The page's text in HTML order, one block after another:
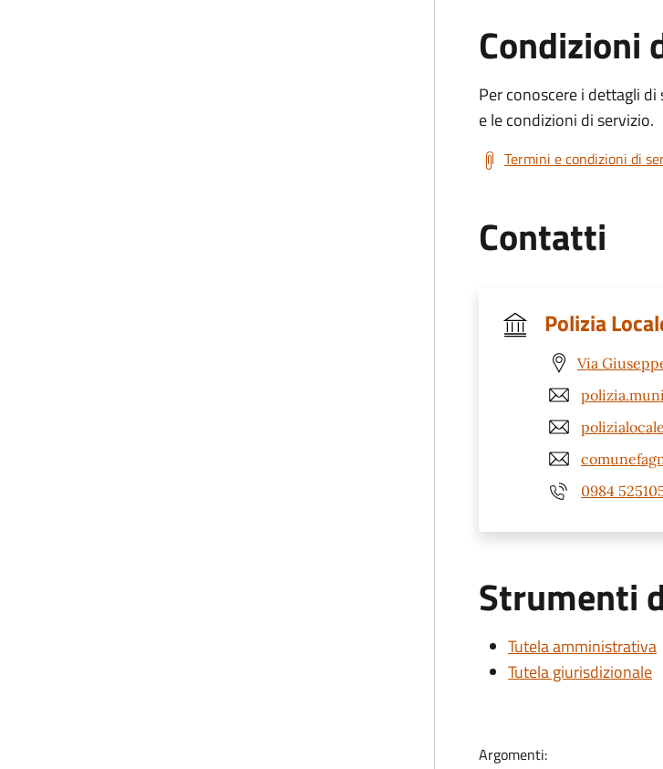
Condizioni
Per conoscere i dettagli
e le condizioni di servizio.
Termini e condizioni di
Contatti
Polizia
Via
0984
Strumenti
Tutela amministrativa
Tutela giurisdizionale
Argomenti: